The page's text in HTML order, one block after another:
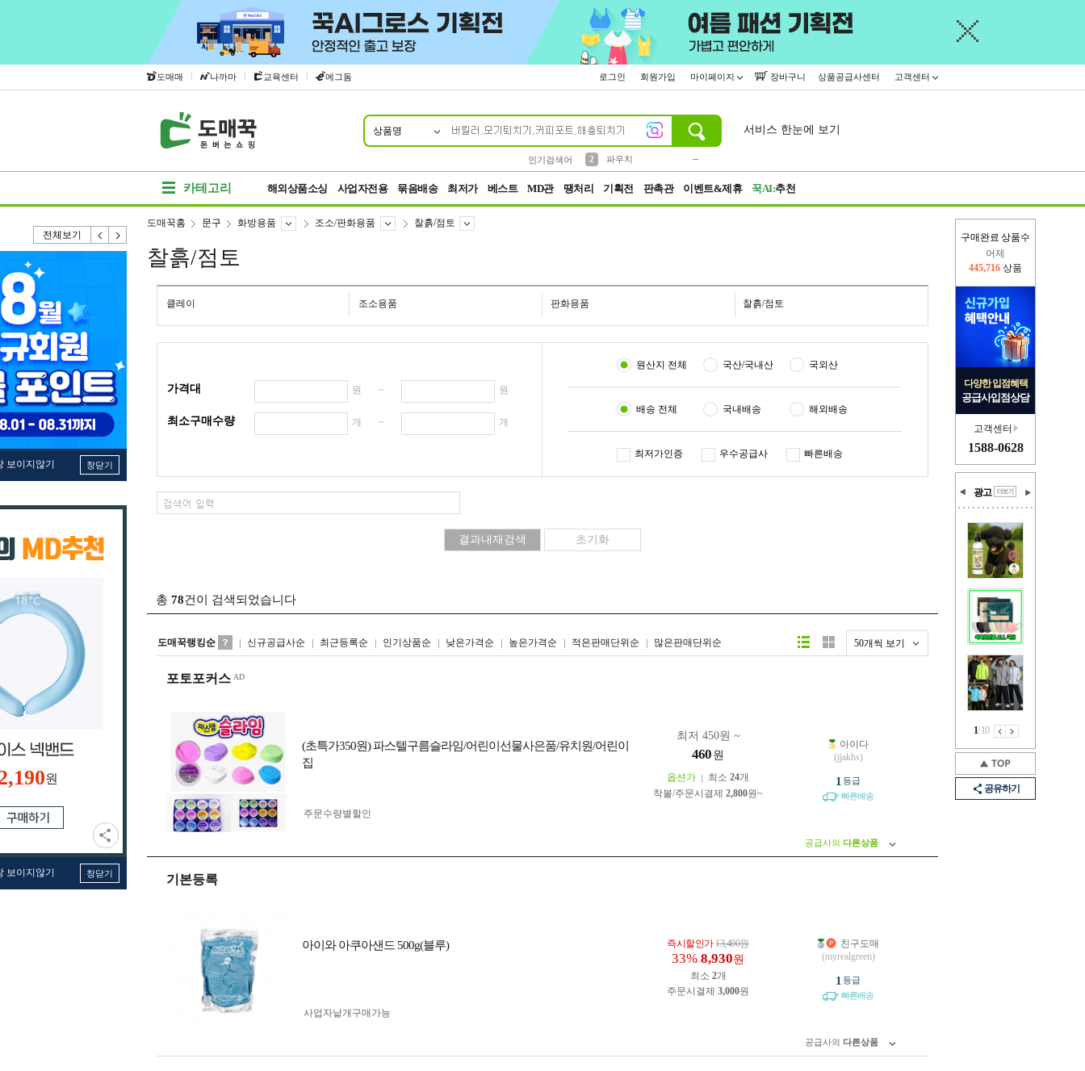
도매매 | 나까마 | 교육센터 | 에그돔 로그인 회원가입 마이페이지 장바구니 상품공급사센터 고객센터
상품명
인기검색어
2
파우치
서비스 한눈에 보기
카테고리 해외상품소싱 사업자전용 묶음배송 최저가 베스트 MD관 땡처리 기획전 판촉관 이벤트&제휴 꾹AI:추천
전체보기
보이지않기 창닫기
원
보이지않기 창닫기
구매완료 상품수
어제
445,716
오늘(현재)
다양한 입점혜택
공급사입점상담
고객센터
1588-0628
광고
1/10
공유하기
도매꾹홈 문구 화방용품 조소/판화용품 찰흙/점토
찰흙/점토
클레이 조소용품 판화용품 찰흙/점토
가격대 원 ~ 원
최소구매수량 개 ~ 개
원산지 전체 국산/국내산 국외산
배송 전체 국내배송 해외배송
최저가인증 우수공급사 빠른배송
총 78건이 검색되었습니다
도매꾹랭킹순 신규공급사순 최근등록순 인기상품순 낮은가격순 높은가격순 적은판매단위순 많은판매단위순 50개씩 보기
리스트형갤러리형
포토포커스
(초특가350원) 파스텔구름슬라임/어린이선물사은품/유치원/어린이
집
최저 450원 ~
460 원
옵션가 최소 24개
착불/주문시결제 2,800원~
주문수량별할인
아이다
(jjakhs)
1 등급
빠른배송
공급사의 다른상품
기본등록
아이와 아쿠아샌드 500g(블루) 즉시할인가13,400원
33% 8,930원
최소 2개
주문시결제 3,000원
사업자 낱개구매가능
친구도매
(myrealgreen)
1 등급
빠른배송
공급사의 다른상품